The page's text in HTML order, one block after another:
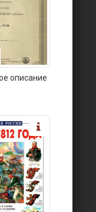
описание